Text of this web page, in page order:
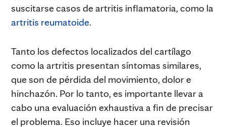
suscitarse casos de artritis inflamatoria, como la
artritis reumatoide.
Tanto los defectos localizados del cartílago
como la artritis presentan síntomas similares,
que son de pérdida del movimiento, dolor e
hinchazón. Por lo tanto, es importante llevar a
cabo una evaluación exhaustiva a fin de precisar
el problema. Eso incluye hacer una revisión